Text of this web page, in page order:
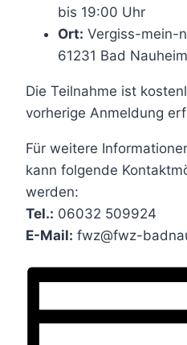
bis 19:00 Uhr
Ort: Vergiss-mein-
61231 Bad
Die Teilnahme ist
vorherige Anmeldung
Für weitere
kann folgende
werden:
Tel.: 06032 509924
E-Mail: fwz@fwz-